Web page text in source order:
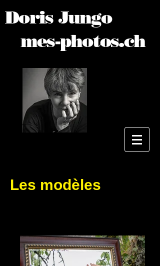
Doris Jungo
mes-photos.ch
Les modèles